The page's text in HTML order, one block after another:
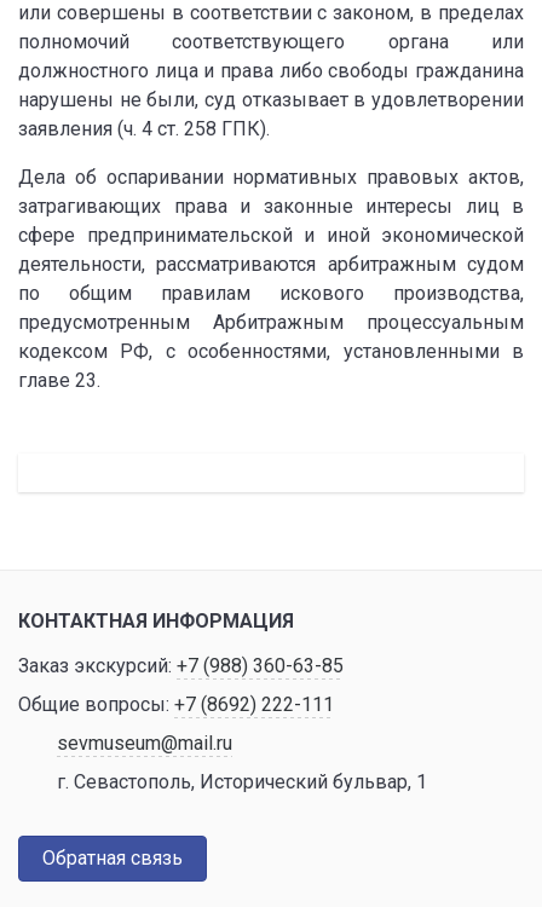
или совершены в соответствии с законом, в пределах
полномочий соответствующего органа или
должностного лица и права либо свободы гражданина
нарушены не были, суд отказывает в удовлетворении
заявления (ч. 4 ст. 258 ГПК).
Дела об оспаривании нормативных правовых актов,
затрагивающих права и законные интересы лиц в
сфере предпринимательской и иной экономической
деятельности, рассматриваются арбитражным судом
по общим правилам искового производства,
предусмотренным Арбитражным процессуальным
кодексом РФ, с особенностями, установленными в
главе 23.
КОНТАКТНАЯ ИНФОРМАЦИЯ
Заказ экскурсий: +7 (988) 360-63-85
Общие вопросы: +7 (8692) 222-111
sevmuseum@mail.ru
г. Севастополь, Исторический бульвар, 1
Обратная связь